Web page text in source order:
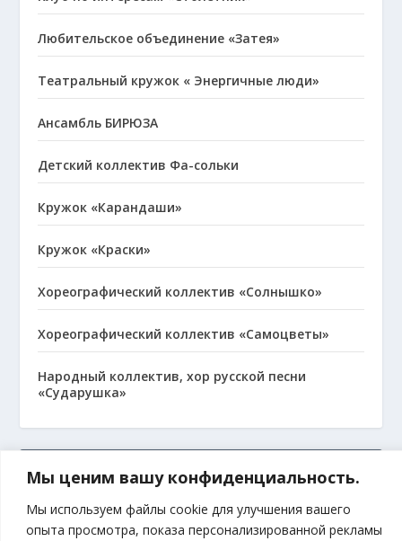
Мы ценим вашу конфиденциальность.
Мы используем файлы cookie для улучшения вашего
опыта просмотра, показа персонализированной рекламы
Любительское объединение «Затея»
Театральный кружок « Энергичные люди»
Ансамбль БИРЮЗА
Детский коллектив Фа-сольки
Кружок «Карандаши»
Кружок «Краски»
Хореографический коллектив «Солнышко»
Хореографический коллектив «Самоцветы»
Народный коллектив, хор русской песни
«Сударушка»
МЫ В ВКОНТАКТЕ